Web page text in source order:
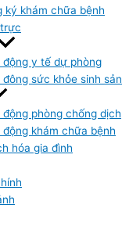
ký khám chữa bệnh
động y tế dự phòng
đông sức khỏe sinh sản
động phòng chống dịch
động khám chữa bệnh
hóa gia đình